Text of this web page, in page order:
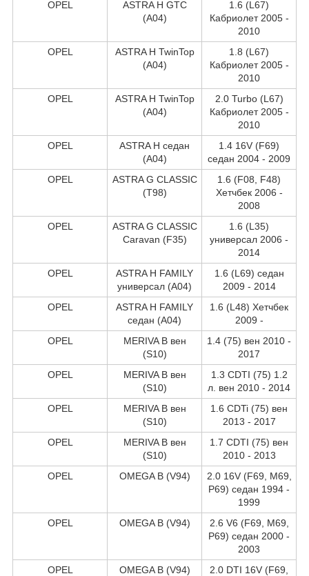
OPEL
ASTRA H GTC
(A04)
1.6 (L67)
Кабриолет 2005 -
2010
OPEL
ASTRA H TwinTop
(A04)
1.8 (L67)
Кабриолет 2005 -
2010
OPEL
ASTRA H TwinTop
(A04)
2.0 Turbo (L67)
Кабриолет 2005 -
2010
OPEL
ASTRA H седан
(A04)
1.4 16V (F69)
седан 2004 - 2009
OPEL
ASTRA G CLASSIC
(T98)
1.6 (F08, F48)
Хетчбек 2006 -
2008
OPEL
ASTRA G CLASSIC
Caravan (F35)
1.6 (L35)
универсал 2006 -
2014
OPEL
ASTRA H FAMILY
универсал (A04)
1.6 (L69) седан
2009 - 2014
OPEL
ASTRA H FAMILY
седан (A04)
1.6 (L48) Хетчбек
2009 -
OPEL
MERIVA B вен
(S10)
1.4 (75) вен 2010 -
2017
OPEL
MERIVA B вен
(S10)
1.3 CDTI (75) 1.2
л. вен 2010 - 2014
OPEL
MERIVA B вен
(S10)
1.6 CDTi (75) вен
2013 - 2017
OPEL
MERIVA B вен
(S10)
1.7 CDTI (75) вен
2010 - 2013
OPEL
OMEGA B (V94)
2.0 16V (F69, M69,
P69) седан 1994 -
1999
OPEL
OMEGA B (V94)
2.6 V6 (F69, M69,
P69) седан 2000 -
2003
OPEL
OMEGA B (V94)
2.0 DTI 16V (F69,